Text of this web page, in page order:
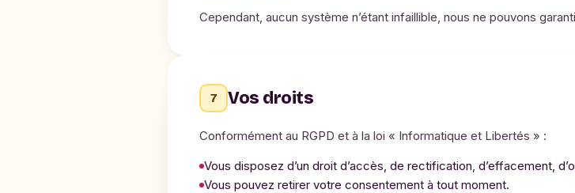
Cependant, aucun système n’étant infaillible, nous ne pouvons
7 Vos droits
Conformément au RGPD et à la loi « Informatique et Libertés » :
Vous disposez d’un droit d’accès, de rectification, d’effacement,
Vous pouvez retirer votre consentement à tout moment.